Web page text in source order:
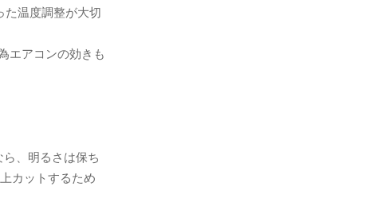
た温度調整が大切
エアコンの効きも
、明るさは保ち
カットするため